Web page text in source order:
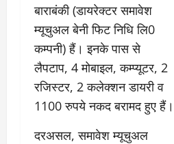
बाराबंकी (डायरेक्टर समावेश
म्यूचुअल बेनी फिट निधि लि0
कम्पनी) हैं। इनके पास से
लैपटाप, 4 मोबाइल, कम्प्यूटर, 2
रजिस्टर, 2 कलेक्शन डायरी व
1100 रुपये नकद बरामद हुए हैं।
दरअसल, समावेश म्यूचुअल